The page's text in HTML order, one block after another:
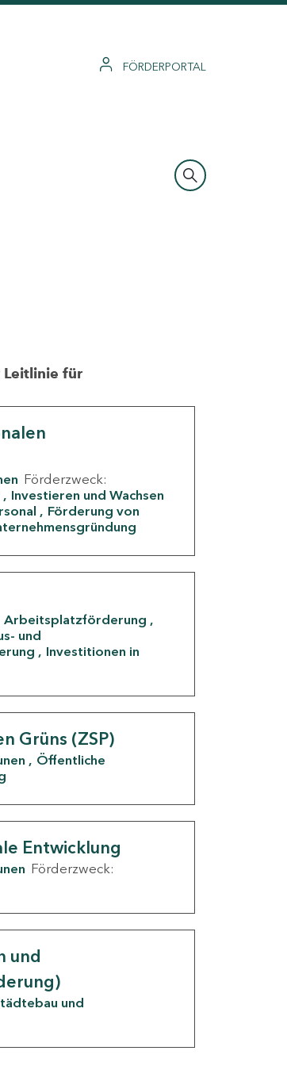
FÖRDERPORTAL
Leitlinie für
Förderzweck:
Investieren und Wachsen
Förderung von
Arbeitsplatzförderung
und
Investitionen in
Grüns (ZSP)
Öffentliche
Entwicklung
Förderzweck:
und
und